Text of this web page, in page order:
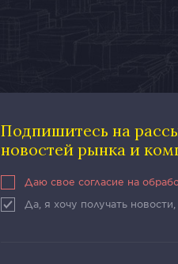
Подпишитесь на
новостей рынка и
Даю свое согласие на
Да, я хочу получать